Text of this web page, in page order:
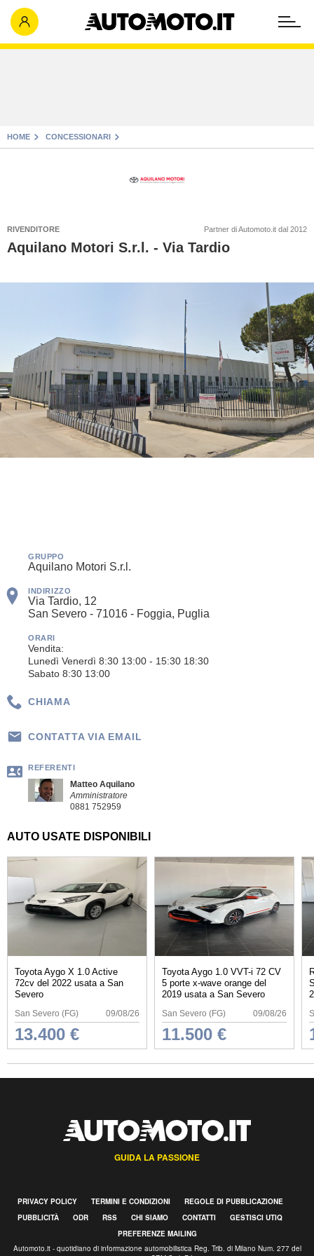
HOME CONCESSIONARI
RIVENDITORE Partner di Automoto.it dal 2012
Aquilano Motori S.r.l. - Via Tardio
GRUPPO
Aquilano Motori S.r.l.
INDIRIZZO
Via Tardio, 12
San Severo - 71016 - Foggia, Puglia
ORARI
Vendita:
Lunedì Venerdì 8:30 13:00 - 15:30 18:30
Sabato 8:30 13:00
CHIAMA
CONTATTA VIA EMAIL
REFERENTI
Matteo Aquilano
Amministratore
0881 752959
AUTO USATE DISPONIBILI
Toyota Aygo X 1.0 Active
72cv del 2022 usata a San
Severo
San Severo (FG) 09/08/26
13.400 €
Toyota Aygo 1.0 VVT-i 72 CV
5 porte x-wave orange del
2019 usata a San Severo
San Severo (FG) 09/08/26
11.500 €
GUIDA LA PASSIONE
PRIVACY POLICY TERMINI E CONDIZIONI
REGOLE DI PUBBLICAZIONE
PUBBLICITÀ
ODR RSS CHI SIAMO CONTATTI
GESTISCI UTIQ
PREFERENZE MAILING
Automoto.it - quotidiano di informazione automobilistica Reg. Trib. di Milano Num. 277 del